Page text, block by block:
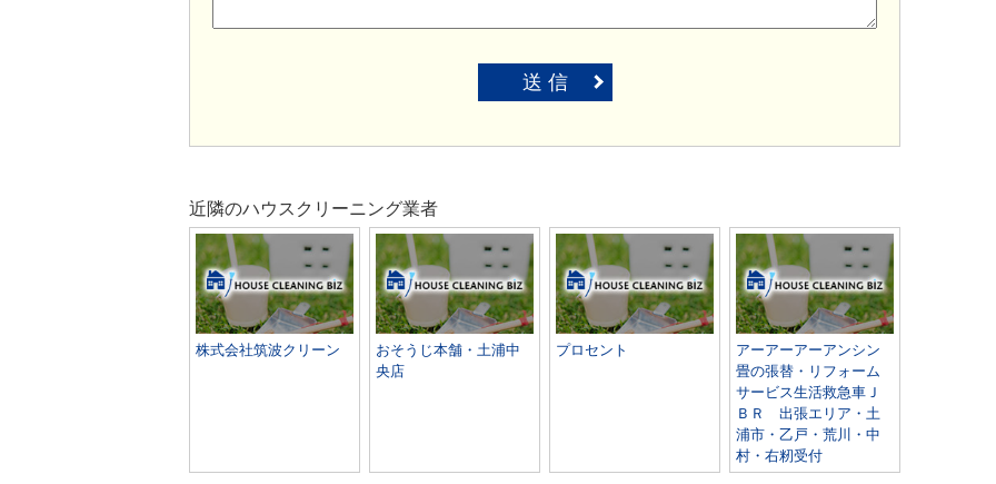
送 信
近隣のハウスクリーニング業者
株式会社筑波クリーン
おそうじ本舗・土浦中
央店
プロセント
アーアーアーアンシン
畳の張替・リフォーム
サービス生活救急車Ｊ
ＢＲ 出張エリア・土
浦市・乙戸・荒川・中
村・右籾受付